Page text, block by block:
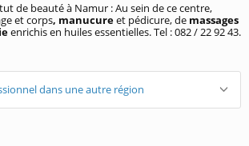
de beauté à Namur : Au sein de ce centre,
et corps, manucureet pédicure, de massages
enrichis en huiles essentielles. Tel : 082 / 22 92 43.
dans une autre région